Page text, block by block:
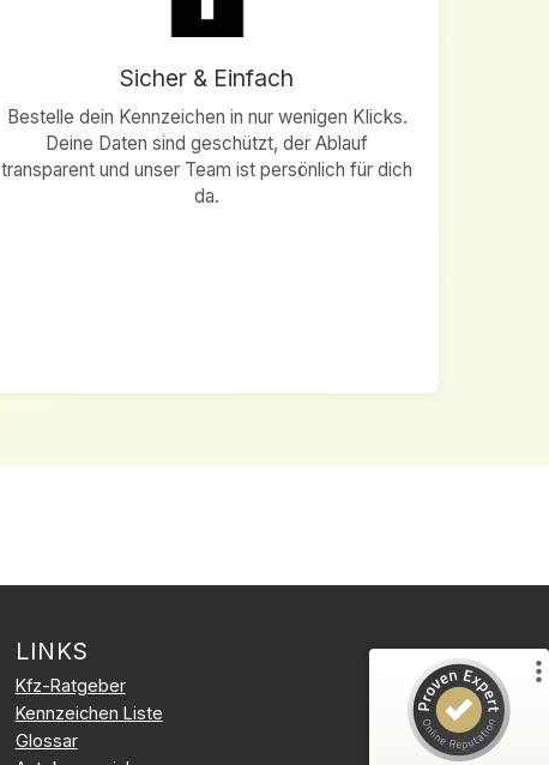
Sicher & Einfach
Bestelle dein Kennzeichen in nur wenigen Klicks.
Deine Daten sind geschützt, der Ablauf
transparent und unser Team ist persönlich für dich
da.
LINKS
Kfz-Ratgeber
Kennzeichen Liste
Glossar
100
%
Empfehlungen auf
ProvenExpert.com